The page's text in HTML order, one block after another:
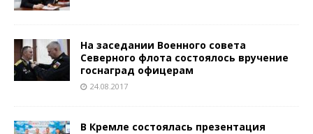
На заседании Военного совета
Северного флота состоялось вручение
госнаград офицерам
24.08.2017
В Кремле состоялась презентация